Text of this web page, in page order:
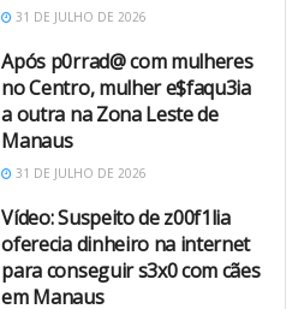
31 DE JULHO DE 2026
Após p0rrad@ com mulheres
no Centro, mulher e$faqu3ia
a outra na Zona Leste de
Manaus
31 DE JULHO DE 2026
Vídeo: Suspeito de z00f1lia
oferecia dinheiro na internet
para conseguir s3x0 com cães
em Manaus